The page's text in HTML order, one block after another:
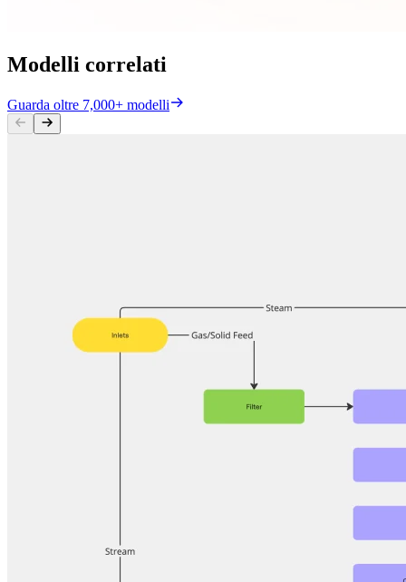
Modelli correlati
Guarda oltre 7,000+ modelli